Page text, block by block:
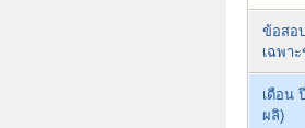
ข้อสอ
เฉพา
เดือน
ผลิ)